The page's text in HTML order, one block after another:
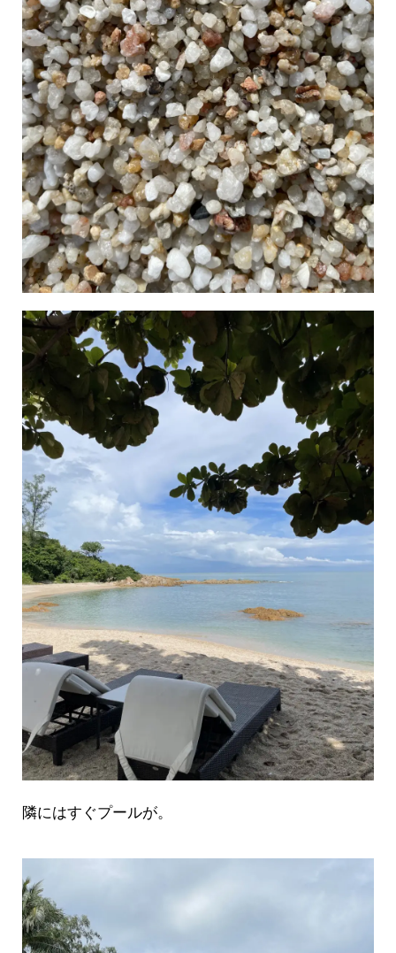
隣にはすぐプールが。